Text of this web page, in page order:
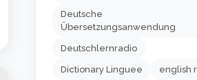
Deutsche
Übersetzungsanwendung
Deutschlernradio
Dictionary Linguee english